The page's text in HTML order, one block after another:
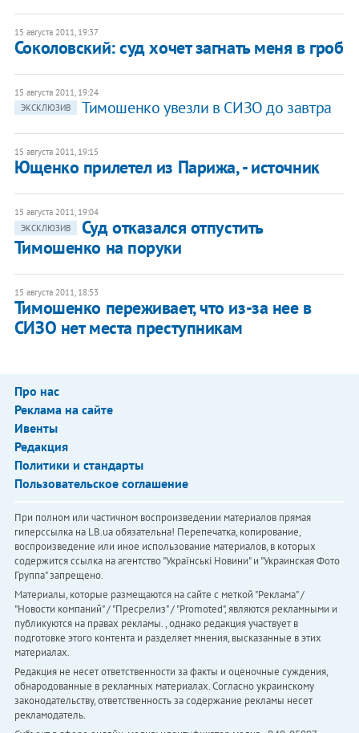
15 августа 2011, 19:37
Соколовский: суд хочет загнать меня в гроб
15 августа 2011, 19:24
ЭКСКЛЮЗИВ
Тимошенко увезли в СИЗО до завтра
15 августа 2011, 19:15
Ющенко прилетел из Парижа, - источник
15 августа 2011, 19:04
ЭКСКЛЮЗИВ
Суд отказался отпустить
Тимошенко на поруки
15 августа 2011, 18:53
Тимошенко переживает, что из-за нее в
СИЗО нет места преступникам
Про нас
Реклама на сайте
Ивенты
Редакция
Политики и стандарты
Пользовательское соглашение
При полном или частичном воспроизведении материалов прямая
гиперссылка на LB.ua обязательна! Перепечатка, копирование,
воспроизведение или иное использование материалов, в которых
содержится ссылка на агентство "Українськi Новини" и "Украинская Фото
Группа" запрещено.
Материалы, которые размещаются на сайте с меткой "Реклама" /
"Новости компаний" / "Пресрелиз" / "Promoted", являются рекламными и
публикуются на правах рекламы. , однако редакция участвует в
подготовке этого контента и разделяет мнения, высказанные в этих
материалах.
Редакция не несет ответственности за факты и оценочные суждения,
обнародованные в рекламных материалах. Согласно украинскому
законодательству, ответственность за содержание рекламы несет
рекламодатель.